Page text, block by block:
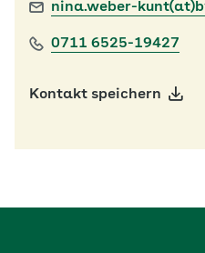
nina.weber-
0711 6525-19427
Kontakt speichern